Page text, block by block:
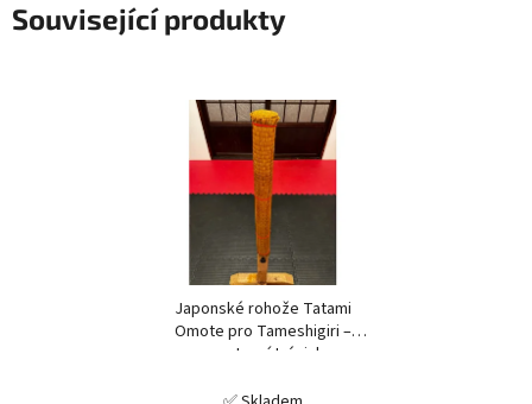
Související produkty
Japonské rohože Tatami
Omote pro Tameshigiri –
sportovní trénink